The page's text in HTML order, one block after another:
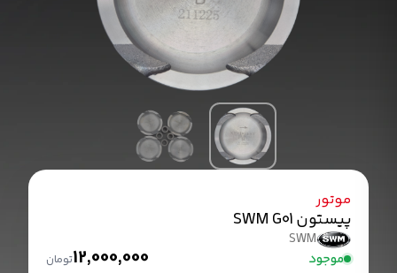
موتور
پیستون SWM G01
SWM
موجود 12,000,000تومان